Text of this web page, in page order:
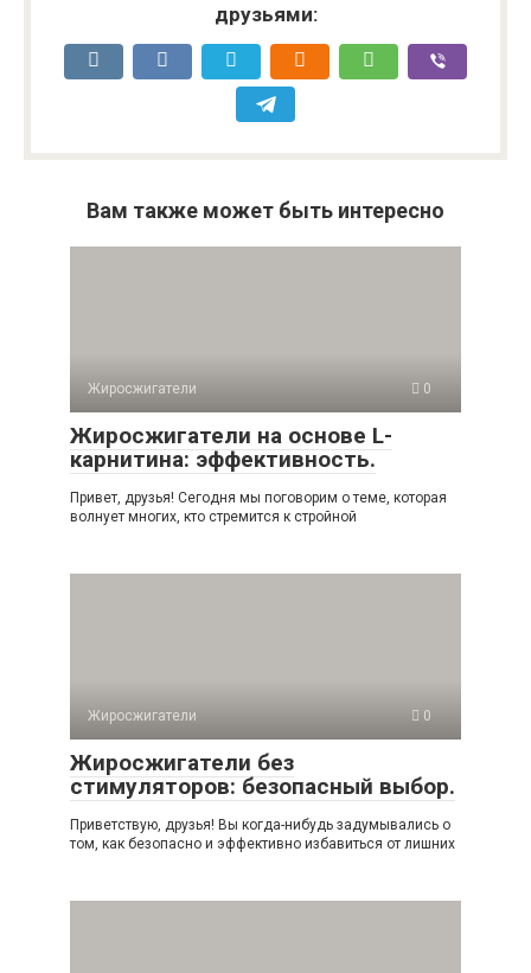
друзьями:
Вам также может быть интересно
Жиросжигатели 0
Жиросжигатели на основе L-
карнитина: эффективность.
Привет, друзья! Сегодня мы поговорим о теме, которая
волнует многих, кто стремится к стройной
Жиросжигатели 0
Жиросжигатели без
стимуляторов: безопасный выбор.
Приветствую, друзья! Вы когда-нибудь задумывались о
том, как безопасно и эффективно избавиться от лишних